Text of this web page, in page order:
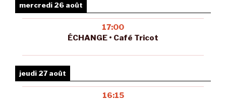
mercredi 26 août
17:00
ÉCHANGE • Café Tricot
jeudi 27 août
16:15